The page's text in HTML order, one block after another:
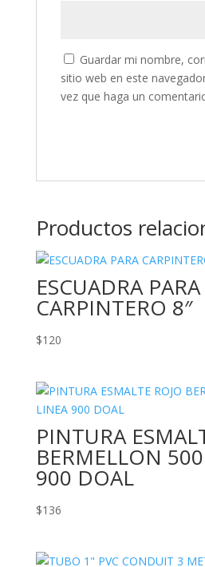
Guardar mi nombre,
sitio web en este
vez que haga un
Productos
ESCUADRA PARA
CARPINTERO 8″
$120
PINTURA
BERMELLON
900 DOAL
$136